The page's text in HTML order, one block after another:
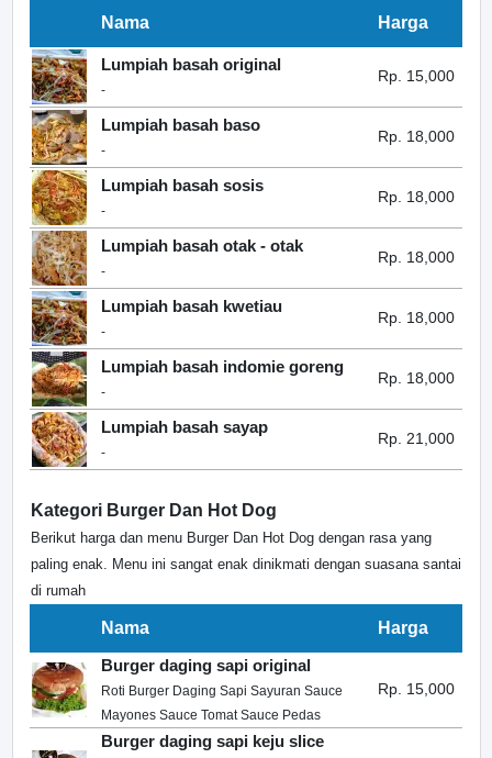
Nama Harga
Lumpiah basah original
-
Rp. 15,000
Lumpiah basah baso
-
Rp. 18,000
Lumpiah basah sosis
-
Rp. 18,000
Lumpiah basah otak - otak
-
Rp. 18,000
Lumpiah basah kwetiau
-
Rp. 18,000
Lumpiah basah indomie goreng
-
Rp. 18,000
Lumpiah basah sayap
-
Rp. 21,000
Kategori Burger Dan Hot Dog
Berikut harga dan menu Burger Dan Hot Dog dengan rasa yang
paling enak. Menu ini sangat enak dinikmati dengan suasana santai
di rumah
Nama
Harga
Burger daging sapi original
Roti Burger Daging Sapi Sayuran Sauce
Mayones Sauce Tomat Sauce Pedas
Rp. 15,000
Burger daging sapi keju slice